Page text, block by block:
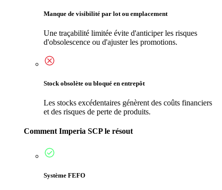
Manque de visibilité par lot ou emplacement
Une traçabilité limitée évite d'anticiper les risques
d'obsolescence ou d'ajuster les promotions.
Stock obsolète ou bloqué en entrepôt
Les stocks excédentaires génèrent des coûts financiers
et des risques de perte de produits.
Comment Imperia SCP le résout
Système FEFO